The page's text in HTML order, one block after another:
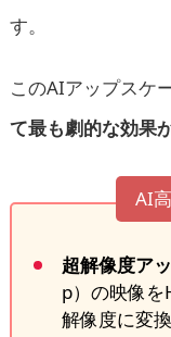
す。
このAIアップスケ
て最も劇的な効果
AI
超解像度ア
p）の映像
解像度に変換